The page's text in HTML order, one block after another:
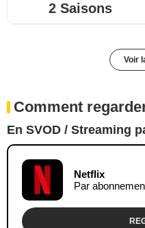
2 Saisons
Voir
Comment
En SVOD / Streaming
Netflix
Par